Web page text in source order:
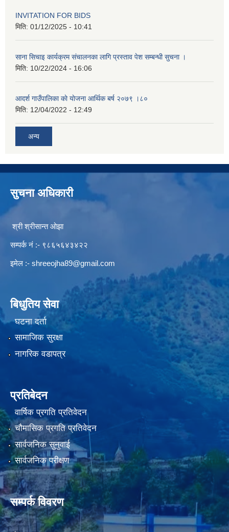
INVITATION FOR BIDS
मिति: 01/12/2025 - 10:41
साना सिचाइ कार्यक्रम संचालनका लागि प्रस्ताव पेश सम्बन्धी सुचना ।
मिति: 10/22/2024 - 16:06
आदर्श गाउँपालिका काे याेजना आर्थिक बर्ष २०७९ ।८०
मिति: 12/04/2022 - 12:49
अन्य
सुचना अधिकारी
श्री श्रीसान्त ओझा
सम्पर्क नं :- ९८६५६४३४२२
इमेल :- shreeojha89@gmail.com
बिधुतिय सेवा
घटना दर्ता
सामाजिक सुरक्षा
नागरिक वडापत्र
प्रतिबेदन
वार्षिक प्रगति प्रतिवेदन
चौमासिक प्रगति प्रतिवेदन
सार्वजनिक सुनुवाई
सार्वजनिक परीक्षण
सम्पर्क विवरण